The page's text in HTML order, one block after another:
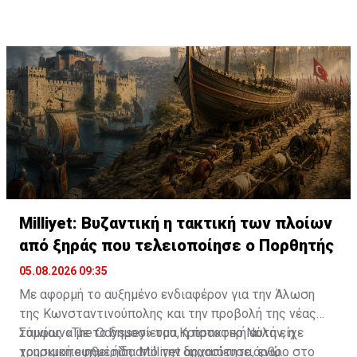
Milliyet: Βυζαντική η τακτική των πλοίων
από ξηράς που τελειοποίησε ο Πορθητής
05.08.2026 09:35
Με αφορμή το αυξημένο ενδιαφέρον για την Άλωση
της Κωνσταντινούπολης και την προβολή της νέας
ταινίας «The Odyssey» του Κρίστοφερ Νόλαν, η
τουρκική εφημερίδα Milliyet δημοσίευσε άρθρο στο
Σύμφωνα με το δημοσίευμα, η πρακτική αυτή είχε
χρησιμοποιηθεί ήδη από την αρχαιότητα, ενώ